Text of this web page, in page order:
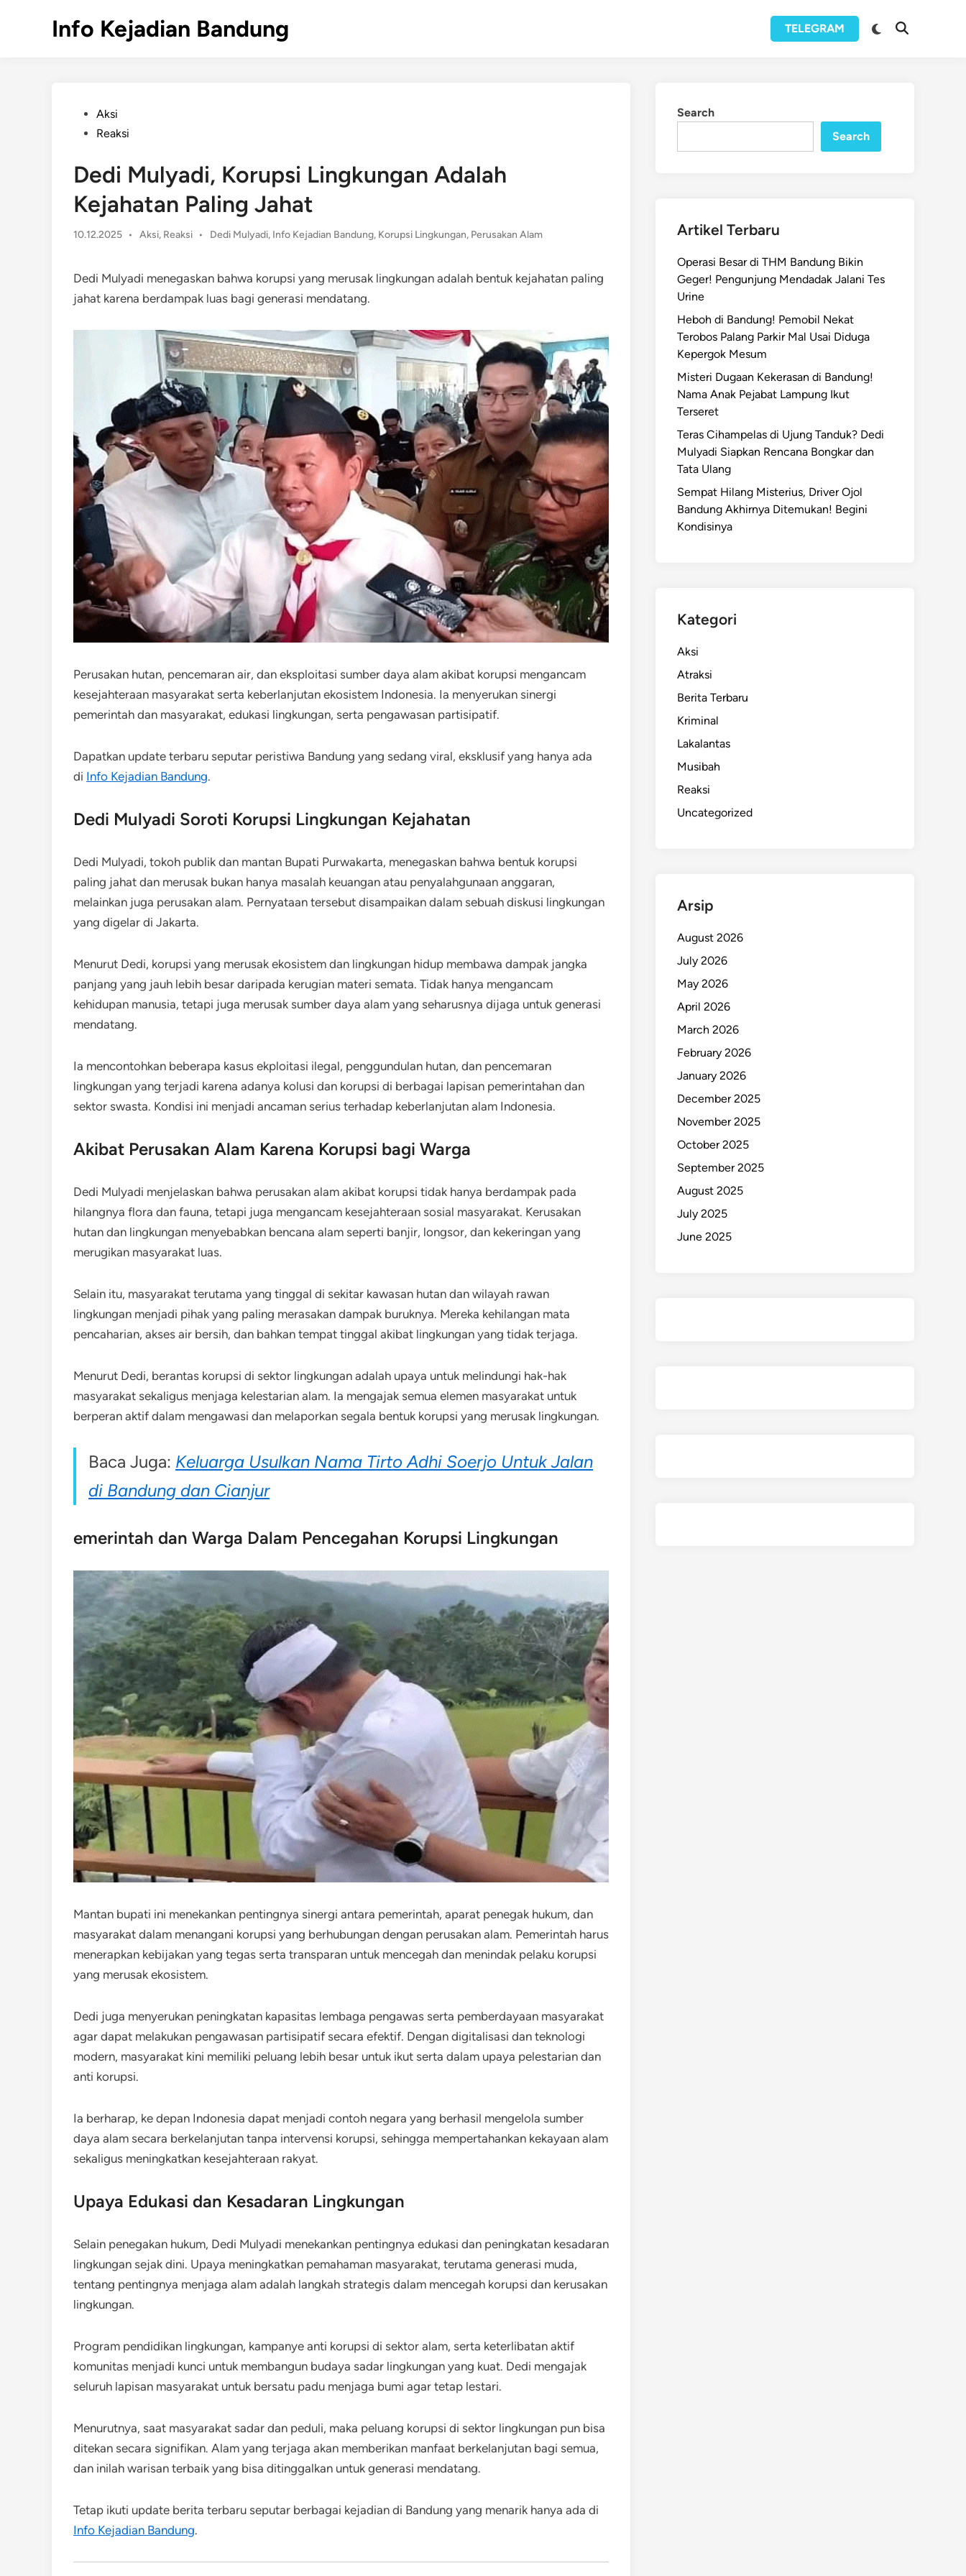
Info Kejadian Bandung TELEGRAM
Switch
Open
PostedAksi
Reaksi
Dedi Mulyadi, Korupsi Lingkungan Adalah
Kejahatan Paling Jahat
10.12.2025 •
Posted
Aksi, Reaksi • Dedi Mulyadi, Info Kejadian Bandung, Korupsi Lingkungan, Perusakan Alam
Dedi Mulyadi menegaskan bahwa korupsi yang merusak lingkungan adalah bentuk kejahatan paling
jahat karena berdampak luas bagi generasi mendatang.
Perusakan hutan, pencemaran air, dan eksploitasi sumber daya alam akibat korupsi mengancam
kesejahteraan masyarakat serta keberlanjutan ekosistem Indonesia. Ia menyerukan sinergi
pemerintah dan masyarakat, edukasi lingkungan, serta pengawasan partisipatif.
Dapatkan update terbaru seputar peristiwa Bandung yang sedang viral, eksklusif yang hanya ada
di Info Kejadian Bandung.
Dedi Mulyadi Soroti Korupsi Lingkungan Kejahatan
Dedi Mulyadi, tokoh publik dan mantan Bupati Purwakarta, menegaskan bahwa bentuk korupsi
paling jahat dan merusak bukan hanya masalah keuangan atau penyalahgunaan anggaran,
melainkan juga perusakan alam. Pernyataan tersebut disampaikan dalam sebuah diskusi lingkungan
yang digelar di Jakarta.
Menurut Dedi, korupsi yang merusak ekosistem dan lingkungan hidup membawa dampak jangka
panjang yang jauh lebih besar daripada kerugian materi semata. Tidak hanya mengancam
kehidupan manusia, tetapi juga merusak sumber daya alam yang seharusnya dijaga untuk generasi
mendatang.
Ia mencontohkan beberapa kasus ekploitasi ilegal, penggundulan hutan, dan pencemaran
lingkungan yang terjadi karena adanya kolusi dan korupsi di berbagai lapisan pemerintahan dan
sektor swasta. Kondisi ini menjadi ancaman serius terhadap keberlanjutan alam Indonesia.
Akibat Perusakan Alam Karena Korupsi bagi Warga
Dedi Mulyadi menjelaskan bahwa perusakan alam akibat korupsi tidak hanya berdampak pada
hilangnya flora dan fauna, tetapi juga mengancam kesejahteraan sosial masyarakat. Kerusakan
hutan dan lingkungan menyebabkan bencana alam seperti banjir, longsor, dan kekeringan yang
merugikan masyarakat luas.
Selain itu, masyarakat terutama yang tinggal di sekitar kawasan hutan dan wilayah rawan
lingkungan menjadi pihak yang paling merasakan dampak buruknya. Mereka kehilangan mata
pencaharian, akses air bersih, dan bahkan tempat tinggal akibat lingkungan yang tidak terjaga.
Menurut Dedi, berantas korupsi di sektor lingkungan adalah upaya untuk melindungi hak-hak
masyarakat sekaligus menjaga kelestarian alam. Ia mengajak semua elemen masyarakat untuk
berperan aktif dalam mengawasi dan melaporkan segala bentuk korupsi yang merusak lingkungan.
Baca Juga: Keluarga Usulkan Nama Tirto Adhi Soerjo Untuk Jalan
di Bandung dan Cianjur
emerintah dan Warga Dalam Pencegahan Korupsi Lingkungan
Mantan bupati ini menekankan pentingnya sinergi antara pemerintah, aparat penegak hukum, dan
masyarakat dalam menangani korupsi yang berhubungan dengan perusakan alam. Pemerintah harus
menerapkan kebijakan yang tegas serta transparan untuk mencegah dan menindak pelaku korupsi
yang merusak ekosistem.
Dedi juga menyerukan peningkatan kapasitas lembaga pengawas serta pemberdayaan masyarakat
agar dapat melakukan pengawasan partisipatif secara efektif. Dengan digitalisasi dan teknologi
modern, masyarakat kini memiliki peluang lebih besar untuk ikut serta dalam upaya pelestarian dan
anti korupsi.
Ia berharap, ke depan Indonesia dapat menjadi contoh negara yang berhasil mengelola sumber
daya alam secara berkelanjutan tanpa intervensi korupsi, sehingga mempertahankan kekayaan alam
sekaligus meningkatkan kesejahteraan rakyat.
Upaya Edukasi dan Kesadaran Lingkungan
Selain penegakan hukum, Dedi Mulyadi menekankan pentingnya edukasi dan peningkatan kesadaran
lingkungan sejak dini. Upaya meningkatkan pemahaman masyarakat, terutama generasi muda,
tentang pentingnya menjaga alam adalah langkah strategis dalam mencegah korupsi dan kerusakan
lingkungan.
Program pendidikan lingkungan, kampanye anti korupsi di sektor alam, serta keterlibatan aktif
komunitas menjadi kunci untuk membangun budaya sadar lingkungan yang kuat. Dedi mengajak
seluruh lapisan masyarakat untuk bersatu padu menjaga bumi agar tetap lestari.
Menurutnya, saat masyarakat sadar dan peduli, maka peluang korupsi di sektor lingkungan pun bisa
ditekan secara signifikan. Alam yang terjaga akan memberikan manfaat berkelanjutan bagi semua,
dan inilah warisan terbaik yang bisa ditinggalkan untuk generasi mendatang.
Tetap ikuti update berita terbaru seputar berbagai kejadian di Bandung yang menarik hanya ada di
Info Kejadian Bandung.
Search
Search
Artikel Terbaru
Operasi Besar di THM Bandung Bikin
Geger! Pengunjung Mendadak Jalani Tes
Urine
Heboh di Bandung! Pemobil Nekat
Terobos Palang Parkir Mal Usai Diduga
Kepergok Mesum
Misteri Dugaan Kekerasan di Bandung!
Nama Anak Pejabat Lampung Ikut
Terseret
Teras Cihampelas di Ujung Tanduk? Dedi
Mulyadi Siapkan Rencana Bongkar dan
Tata Ulang
Sempat Hilang Misterius, Driver Ojol
Bandung Akhirnya Ditemukan! Begini
Kondisinya
Kategori
Aksi
Atraksi
Berita Terbaru
Kriminal
Lakalantas
Musibah
Reaksi
Uncategorized
Arsip
August 2026
July 2026
May 2026
April 2026
March 2026
February 2026
January 2026
December 2025
November 2025
October 2025
September 2025
August 2025
July 2025
June 2025